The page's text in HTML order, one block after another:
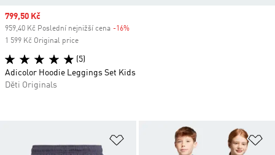
Přidat do seznamu přání
Sale price
799,50 Kč
959,40 Kč Poslední nejnižší cena -16%
1 599 Kč Original price
(5)
Adicolor Hoodie Leggings Set Kids
Děti Originals